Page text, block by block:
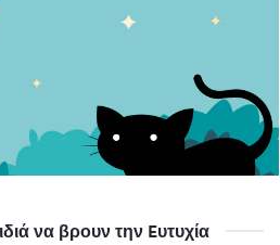
να βρουν την Eυτυχία